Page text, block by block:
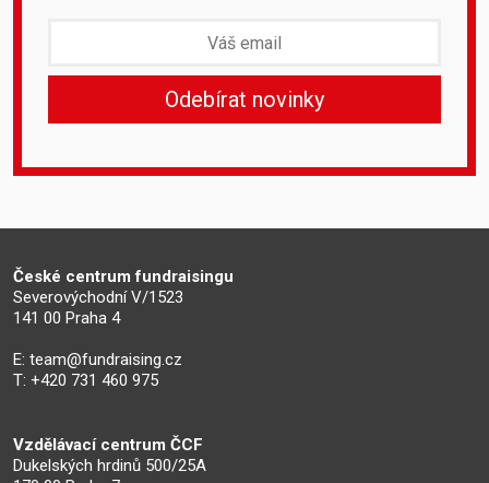
České centrum fundraisingu
Severovýchodní V/1523
141 00 Praha 4
E: team@fundraising.cz
T: +420 731 460 975
Vzdělávací centrum ČCF
Dukelských hrdinů 500/25A